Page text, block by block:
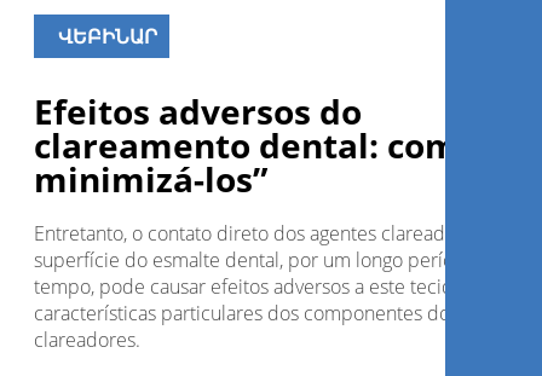
ՎԵԲԻՆԱՐ
Efeitos adversos do
clareamento dental: como
minimizá-los”
Entretanto, o contato direto dos agentes clareadores com a
superfície do esmalte dental, por um longo período de
tempo, pode causar efeitos adversos a este tecido, devido
características particulares dos componentes dos agentes
clareadores.